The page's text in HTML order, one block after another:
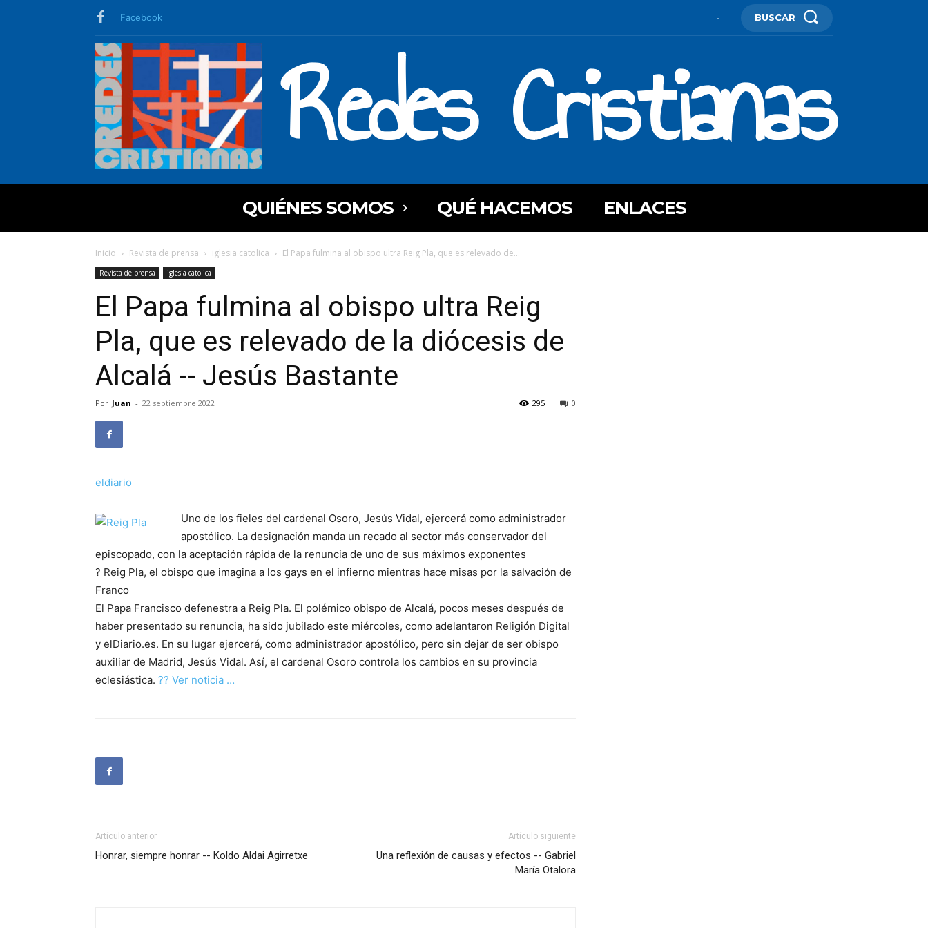
Facebook - BUSCAR
Redes Cristianas
QUIÉNES SOMOS QUÉ HACEMOS ENLACES
Inicio Revista de prensa iglesia catolica El Papa fulmina al obispo ultra Reig Pla, que es relevado de...
Revista de prensa iglesia catolica
El Papa fulmina al obispo ultra Reig
Pla, que es relevado de la diócesis de
Alcalá -- Jesús Bastante
Por Juan - 22 septiembre 2022 0
295
eldiario
Uno de los fieles del cardenal Osoro, Jesús Vidal, ejercerá como administrador
apostólico. La designación manda un recado al sector más conservador del
episcopado, con la aceptación rápida de la renuncia de uno de sus máximos exponentes
? Reig Pla, el obispo que imagina a los gays en el infierno mientras hace misas por la salvación de
Franco
El Papa Francisco defenestra a Reig Pla. El polémico obispo de Alcalá, pocos meses después de
haber presentado su renuncia, ha sido jubilado este miércoles, como adelantaron Religión Digital
y elDiario.es. En su lugar ejercerá, como administrador apostólico, pero sin dejar de ser obispo
auxiliar de Madrid, Jesús Vidal. Así, el cardenal Osoro controla los cambios en su provincia
eclesiástica. ?? Ver noticia …
Artículo anterior
Honrar, siempre honrar -- Koldo Aldai Agirretxe
Artículo siguiente
Una reflexión de causas y efectos -- Gabriel
María Otalora